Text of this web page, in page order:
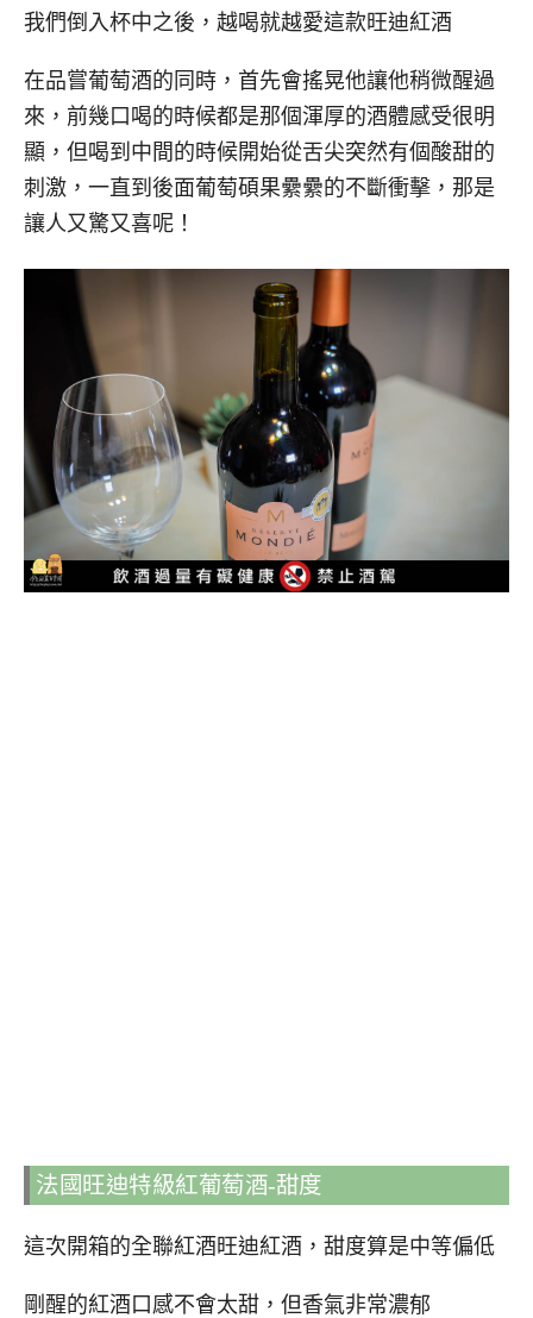
我們倒入杯中之後，越喝就越愛這款旺迪紅酒
在品嘗葡萄酒的同時，首先會搖晃他讓他稍微醒過
來，前幾口喝的時候都是那個渾厚的酒體感受很明
顯，但喝到中間的時候開始從舌尖突然有個酸甜的
刺激，一直到後面葡萄碩果纍纍的不斷衝擊，那是
讓人又驚又喜呢！
法國旺迪特級紅葡萄酒-甜度
這次開箱的全聯紅酒旺迪紅酒，甜度算是中等偏低
剛醒的紅酒口感不會太甜，但香氣非常濃郁